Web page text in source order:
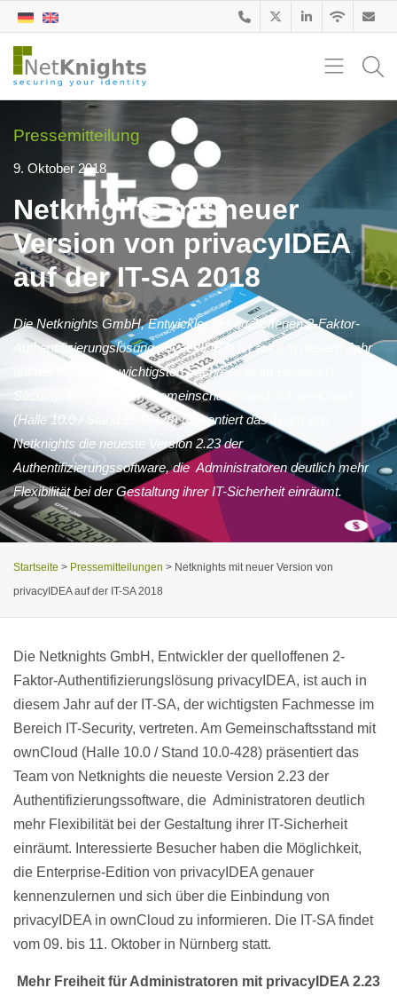
Pressemitteilung
9. Oktober 2018
Netknights mit neuer
Version von privacyIDEA
auf der IT-SA 2018
Die Netknights GmbH, Entwickler der quelloffenen 2-Faktor-
Authentifizierungslösung privacyIDEA, ist auch in diesem Jahr
auf der IT-SA, der wichtigsten Fachmesse im Bereich IT-
Security, vertreten. Am Gemeinschaftsstand mit ownCloud
(Halle 10.0 / Stand 10.0-428) präsentiert das Team von
Netknights die neueste Version 2.23 der
Authentifizierungssoftware, die Administratoren deutlich mehr
Flexibilität bei der Gestaltung ihrer IT-Sicherheit einräumt.
Startseite > Pressemitteilungen > Netknights mit neuer Version von
privacyIDEA auf der IT-SA 2018
Die Netknights GmbH, Entwickler der quelloffenen 2-
Faktor-Authentifizierungslösung privacyIDEA, ist auch in
diesem Jahr auf der IT-SA, der wichtigsten Fachmesse im
Bereich IT-Security, vertreten. Am Gemeinschaftsstand mit
ownCloud (Halle 10.0 / Stand 10.0-428) präsentiert das
Team von Netknights die neueste Version 2.23 der
Authentifizierungssoftware, die Administratoren deutlich
mehr Flexibilität bei der Gestaltung ihrer IT-Sicherheit
einräumt. Interessierte Besucher haben die Möglichkeit,
die Enterprise-Edition von privacyIDEA genauer
kennenzulernen und sich über die Einbindung von
privacyIDEA in ownCloud zu informieren. Die IT-SA findet
vom 09. bis 11. Oktober in Nürnberg statt.
Mehr Freiheit für Administratoren mit privacyIDEA 2.23